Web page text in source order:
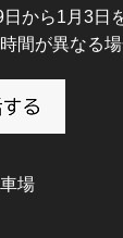
から1月3日
間が異なる
場